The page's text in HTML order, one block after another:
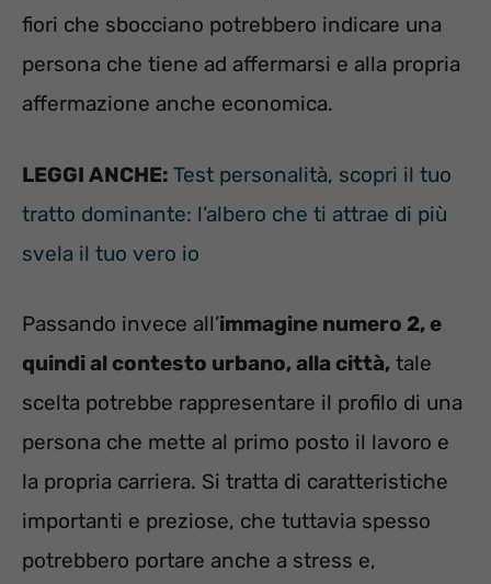
fiori che sbocciano potrebbero indicare una
persona che tiene ad affermarsi e alla propria
affermazione anche economica.
LEGGI ANCHE: Test personalità, scopri il tuo
tratto dominante: l’albero che ti attrae di più
svela il tuo vero io
Passando invece all’immagine numero 2, e
quindi al contesto urbano, alla città, tale
scelta potrebbe rappresentare il profilo di una
persona che mette al primo posto il lavoro e
la propria carriera. Si tratta di caratteristiche
importanti e preziose, che tuttavia spesso
potrebbero portare anche a stress e,